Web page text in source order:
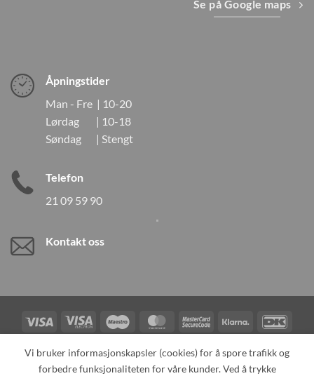
Se på Google maps
Åpningstider
Man - Fre | 10-20
Lørdag | 10-18
Søndag | Stengt
Telefon
21 09 59 90
Kontakt oss
Visa
Visa
Electron
Maestro MasterCardMasterCard
2
Klarna
Card
TILBAKEKALLINGER KONTAKT OSS OM OSS
Vi bruker informasjonskapsler (cookies) for å spore trafikk og
forbedre funksjonaliteten for våre kunder. Ved å trykke